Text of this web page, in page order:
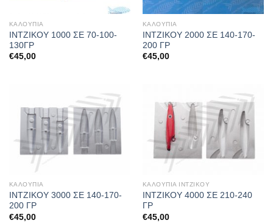
ΚΑΛΟΥΠΙΑ
ΙΝΤΖΙΚΟΥ 1000 ΣΕ 70-100-
130ΓΡ
€45,00
ΚΑΛΟΥΠΙΑ
ΙΝΤΖΙΚΟΥ 2000 ΣΕ 140-170-
200 ΓΡ
€45,00
ΚΑΛΟΥΠΙΑ
ΙΝΤΖΙΚΟΥ 3000 ΣΕ 140-170-
200 ΓΡ
€45,00
ΚΑΛΟΥΠΙΑ ΙΝΤΖΙΚΟΥ
ΙΝΤΖΙΚΟΥ 4000 ΣΕ 210-240
ΓΡ
€45,00